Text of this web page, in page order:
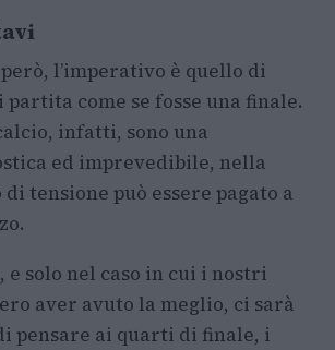
l’imperativo è quello di
come se fosse una finale.
infatti, sono una
ed imprevedibile, nella
tensione può essere pagato a
e solo nel caso in cui i nostri
aver avuto la meglio, ci sarà
pensare ai quarti di finale, i